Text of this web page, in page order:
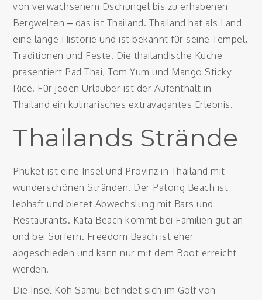
von verwachsenem Dschungel bis zu erhabenen
Bergwelten – das ist Thailand. Thailand hat als Land
eine lange Historie und ist bekannt für seine Tempel,
Traditionen und Feste. Die thailändische Küche
präsentiert Pad Thai, Tom Yum und Mango Sticky
Rice. Für jeden Urlauber ist der Aufenthalt in
Thailand ein kulinarisches extravagantes Erlebnis.
Thailands Strände
Phuket ist eine Insel und Provinz in Thailand mit
wunderschönen Stränden. Der Patong Beach ist
lebhaft und bietet Abwechslung mit Bars und
Restaurants. Kata Beach kommt bei Familien gut an
und bei Surfern. Freedom Beach ist eher
abgeschieden und kann nur mit dem Boot erreicht
werden.
Die Insel Koh Samui befindet sich im Golf von